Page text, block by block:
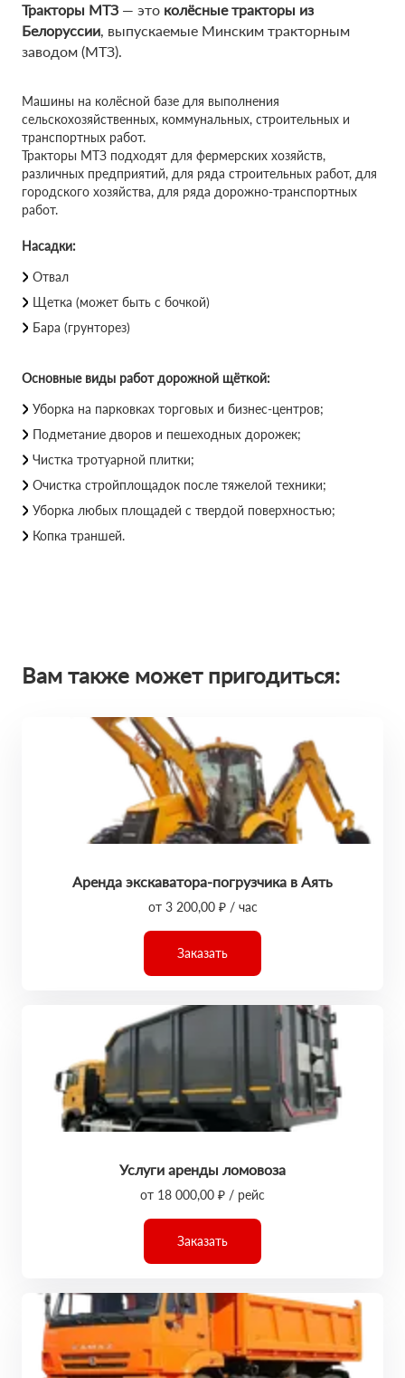
Тракторы МТЗ — это колёсные тракторы из
Белоруссии, выпускаемые Минским тракторным
заводом (МТЗ).
Машины на колёсной базе для выполнения
сельскохозяйственных, коммунальных, строительных и
транспортных работ.
Тракторы МТЗ подходят для фермерских хозяйств,
различных предприятий, для ряда строительных работ, для
городского хозяйства, для ряда дорожно-транспортных
работ.
Насадки:
Отвал
Щетка (может быть с бочкой)
Бара (грунторез)
Основные виды работ дорожной щёткой:
Уборка на парковках торговых и бизнес-центров;
Подметание дворов и пешеходных дорожек;
Чистка тротуарной плитки;
Очистка стройплощадок после тяжелой техники;
Уборка любых площадей с твердой поверхностью;
Копка траншей.
Вам также может пригодиться:
Аренда экскаватора-погрузчика в Аять
от 3 200,00 ₽ / час
Заказать
Услуги аренды ломовоза
от 18 000,00 ₽ / рейс
Заказать